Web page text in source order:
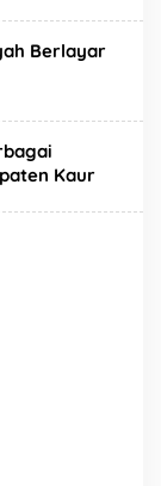
Berlayar
Kaur